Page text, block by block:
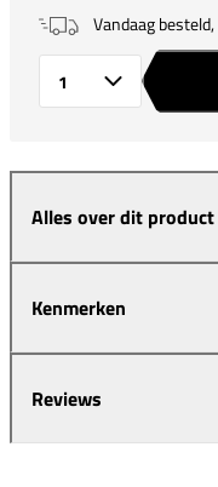
Vandaag besteld,
Alles over dit product
Kenmerken
Reviews